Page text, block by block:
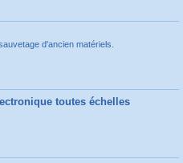
d'ancien matériels.
toutes échelles